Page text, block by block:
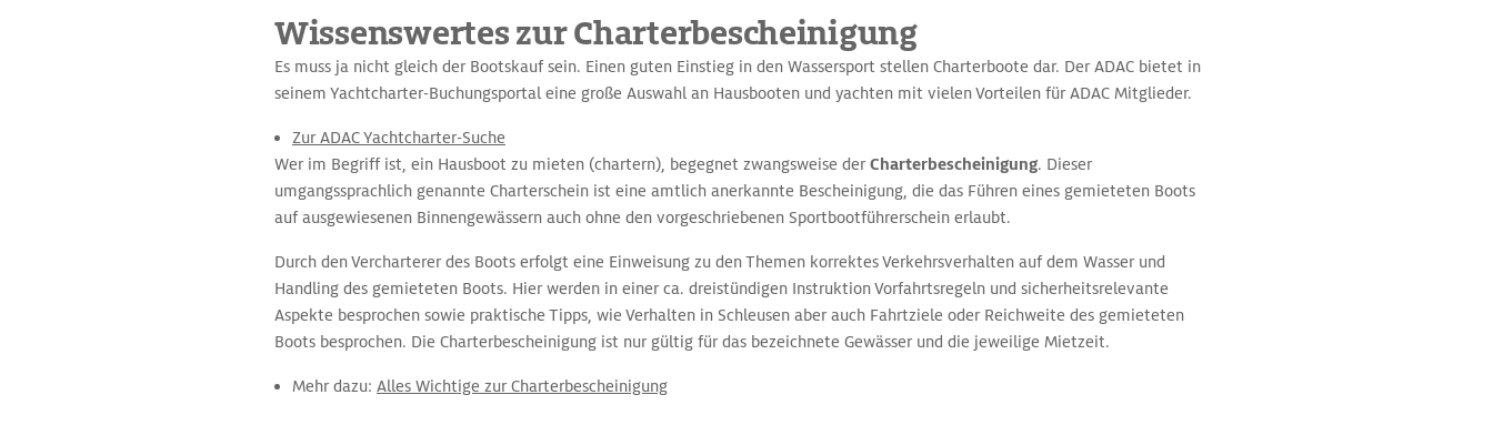
Wissenswertes zur Charterbescheinigung
Es muss ja nicht gleich der Bootskauf sein. Einen guten Einstieg in den Wassersport stellen Charterboote dar. Der ADAC bietet in
seinem Yachtcharter-Buchungsportal eine große Auswahl an Hausbooten und yachten mit vielen Vorteilen für ADAC Mitglieder.
Zur ADAC Yachtcharter-Suche
Wer im Begriff ist, ein Hausboot zu mieten (chartern), begegnet zwangsweise derCharterbescheinigung. Dieser
umgangssprachlich genannte Charterschein ist eine amtlich anerkannte Bescheinigung, die das Führen eines gemieteten Boots
auf ausgewiesenen Binnengewässern auch ohne den vorgeschriebenen Sportbootführerschein erlaubt.
Durch den Vercharterer des Boots erfolgt eine Einweisung zu den Themen korrektes Verkehrsverhalten auf dem Wasser und
Handling des gemieteten Boots. Hier werden in einer ca. dreistündigen Instruktion Vorfahrtsregeln und sicherheitsrelevante
Aspekte besprochen sowie praktische Tipps, wie Verhalten in Schleusen aber auch Fahrtziele oder Reichweite des gemieteten
Boots besprochen. Die Charterbescheinigung ist nur gültig für das bezeichnete Gewässer und die jeweilige Mietzeit.
Mehr dazu: Alles Wichtige zur Charterbescheinigung